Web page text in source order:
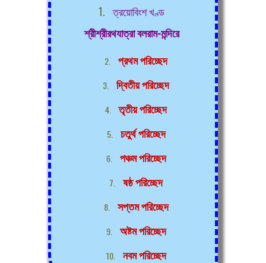
ত্রয়োবিংশ খণ্ড
শ্রীশ্রীরথযাত্রা বলরাম-মন্দিরে
প্রথম পরিচ্ছেদ
দ্বিতীয় পরিচ্ছেদ
তৃতীয় পরিচ্ছেদ
চতুর্থ পরিচ্ছেদ
পঞ্চম পরিচ্ছেদ
ষষ্ঠ পরিচ্ছেদ
সপ্তম পরিচ্ছেদ
অষ্টম পরিচ্ছেদ
নবম পরিচ্ছেদ